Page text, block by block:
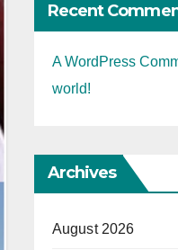
Recent
A WordPress
world!
Archives
August 2026